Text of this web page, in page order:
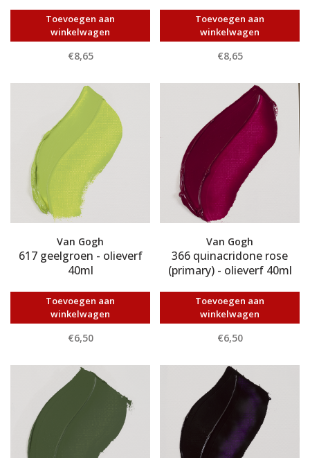
Toevoegen aan
winkelwagen
€8,65
Toevoegen aan
winkelwagen
€8,65
Van Gogh
617 geelgroen - olieverf
40ml
Toevoegen aan
winkelwagen
€6,50
Van Gogh
366 quinacridone rose
(primary) - olieverf 40ml
Toevoegen aan
winkelwagen
€6,50